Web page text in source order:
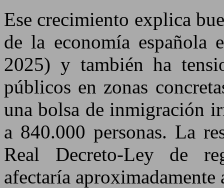
Ese crecimiento explica
de la economía española
2025) y también ha
públicos en zonas
una bolsa de inmigración
a 840.000 personas. La
Real Decreto-Ley de
afectaría aproximadamente